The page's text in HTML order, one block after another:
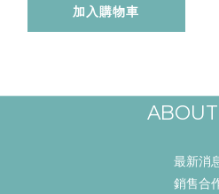
加入購物車
最新消
銷售合